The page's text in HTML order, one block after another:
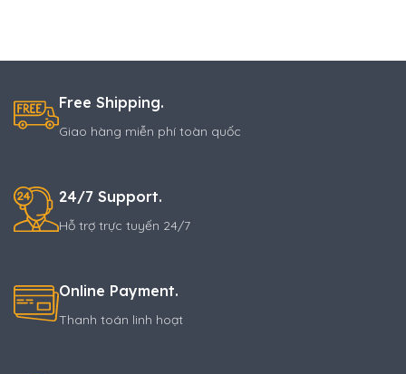
Free Shipping.
Giao hàng miễn phí toàn quốc
24/7 Support.
Hỗ trợ trực tuyến 24/7
Online Payment.
Thanh toán linh hoạt